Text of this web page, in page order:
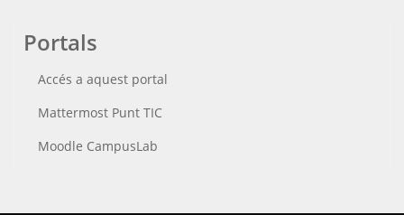
Portals
Accés a aquest portal
Mattermost Punt TIC
Moodle CampusLab